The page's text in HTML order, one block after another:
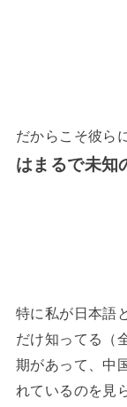
だからこそ彼ら
はまるで未知
特に私が日本語
だけ知ってる（
期があって、中
れているのを見